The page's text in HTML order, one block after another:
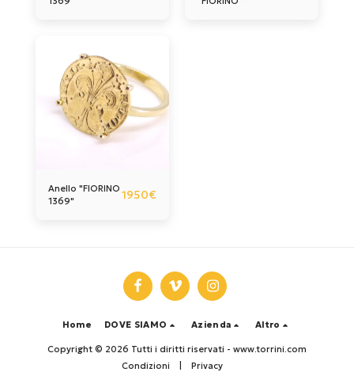
Anello "FIORINO
1369"
1950€
Home DOVE SIAMO Azienda Altro
Copyright © 2026 Tutti i diritti riservati - www.torrini.com
Condizioni
Privacy